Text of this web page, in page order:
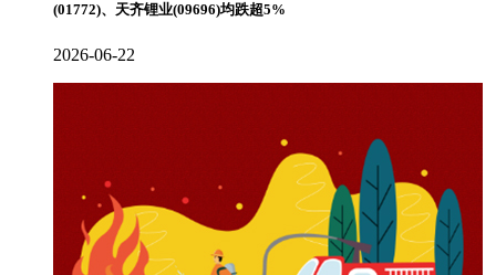
(01772)、天齐锂业(09696)均跌超5%
2026-06-22